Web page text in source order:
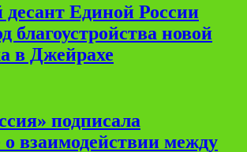
Единой России
благоустройства новой
в Джейрахе
подписала
взаимодействии между